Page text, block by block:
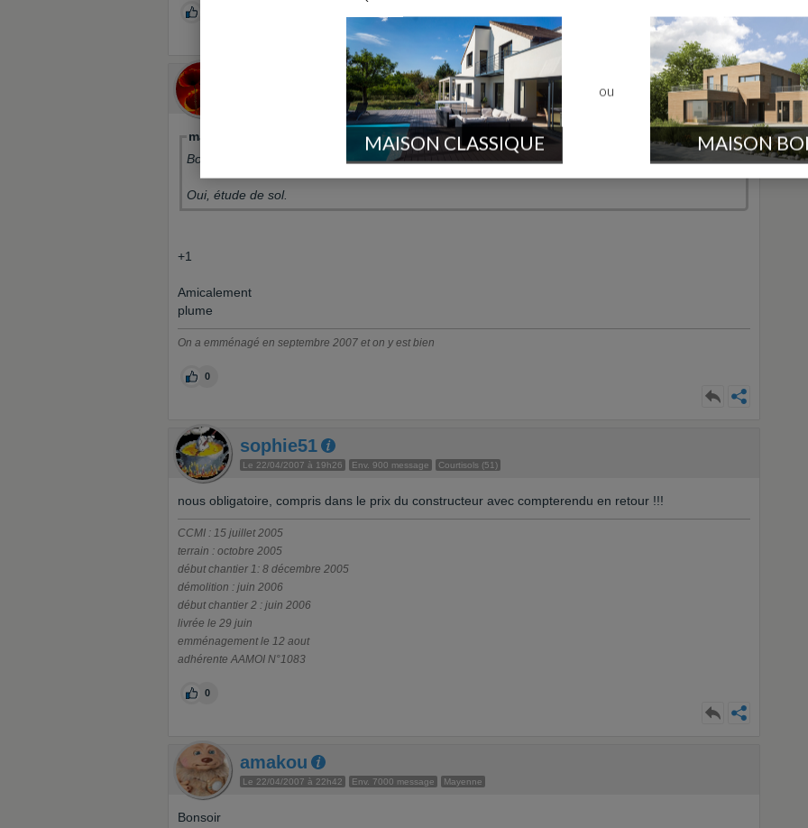
Super photographe Env. 1000 message
mafioso-and-co a écrit:
Bonjour,
Oui, étude de sol.
+1
Amicalement
plume
On a emménagé en septembre 2007 et on y est bien
0
sophie51
Le 22/04/2007 à 19h26 Env. 900 message Courtisols (51)
nous obligatoire, compris dans le prix du constructeur avec compterendu en retour !!!
CCMI : 15 juillet 2005
terrain : octobre 2005
début chantier 1: 8 décembre 2005
démolition : juin 2006
début chantier 2 : juin 2006
livrée le 29 juin
emménagement le 12 aout
adhérente AAMOI N°1083
0
amakou
Le 22/04/2007 à 22h42 Env. 7000 message Mayenne
Bonsoir
MAISON CLASSIQUE
ou
MAISON